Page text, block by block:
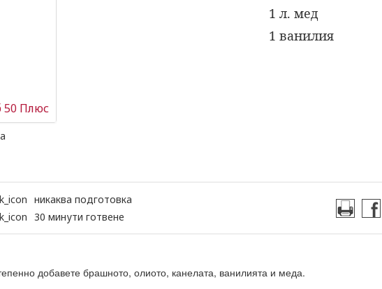
50 Плюс
1 л. мед
1 ванилия
никаква подготовка
30 минути готвене
добавете брашното, олиото, канелата, ванилията и меда.